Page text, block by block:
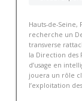
Hauts-de-
recherche un
transverse
la Direction des
d’usage en
jouera un rôle
l’exploitation